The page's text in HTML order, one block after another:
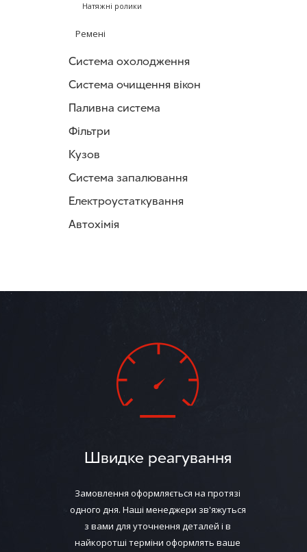
Натяжні ролики
Ремені
Система охолодження
Система очищення вікон
Паливна система
Фільтри
Кузов
Система запалювання
Електроустаткування
Автохімія
Швидке реагування
Замовлення оформляється на протязі
одного дня. Наші менеджери зв'яжуться
з вами для уточнення деталей і в
найкоротші терміни оформлять ваше